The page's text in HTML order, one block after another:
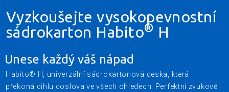
Vyzkoušejte vysokopevnostní
sádrokarton Habito® H
Unese každý váš nápad
Habito® H, univerzální sádrokartonová deska, která
překoná cihlu doslova ve všech ohledech. Perfektní zvukově